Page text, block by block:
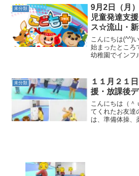
ました。ご迷惑
くださいますよ
未分類
9月2日（月
児童発達支
ス☆流山・
こんにちは(^^)
始まったところ
幼稚園でインフ
くれたお友達
ギン体操・柔軟
未分類
１１月２１
援・放課後
こんにちは（＾
てくれたお友達
は、準備体操、